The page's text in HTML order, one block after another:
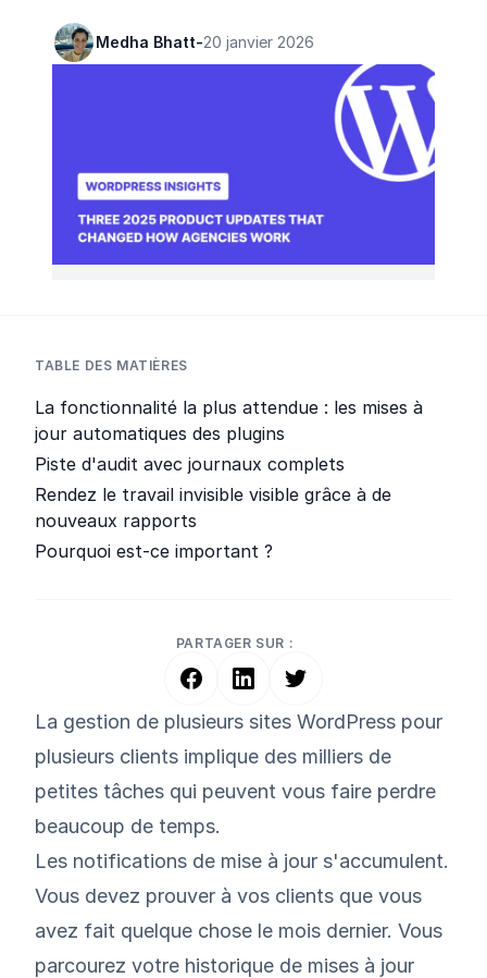
Medha Bhatt-20 janvier 2026
TABLE DES MATIÈRES
La fonctionnalité la plus attendue : les mises à
jour automatiques des plugins
Piste d'audit avec journaux complets
Rendez le travail invisible visible grâce à de
nouveaux rapports
Pourquoi est-ce important ?
PARTAGER SUR :
La gestion de plusieurs sites WordPress pour
plusieurs clients implique des milliers de
petites tâches qui peuvent vous faire perdre
beaucoup de temps.
Les notifications de mise à jour s'accumulent.
Vous devez prouver à vos clients que vous
avez fait quelque chose le mois dernier. Vous
parcourez votre historique de mises à jour